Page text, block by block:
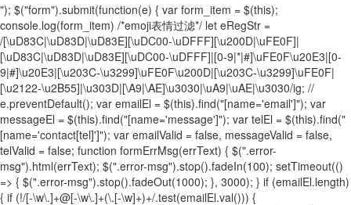
"); $("form").submit(function(e) { var form_item = $(this);
console.log(form_item) /*emoji表情过滤*/ let eRegStr =
/[\uD83C|\uD83D|\uD83E][\uDC00-\uDFFF][\u200D|\uFE0F]|
[\uD83C|\uD83D|\uD83E][\uDC00-\uDFFF]|[0-9|*|#]\uFE0F\u20E3|[0-
9|#]\u20E3|[\u203C-\u3299]\uFE0F\u200D|[\u203C-\u3299]\uFE0F|
[\u2122-\u2B55]|\u303D|[\A9|\AE]\u3030|\uA9|\uAE|\u3030/ig; //
e.preventDefault(); var emailEl = $(this).find("[name='email']"); var
messageEl = $(this).find("[name='message']"); var telEl = $(this).find("
[name='contact[tel]']"); var emailValid = false, messageValid = false,
telValid = false; function formErrMsg(errText) { $(".error-
msg").html(errText); $(".error-msg").stop().fadeIn(100); setTimeout(()
=> { $(".error-msg").stop().fadeOut(1000); }, 3000); } if (emailEl.length)
{ if (!/[-\w\.]+@[-\w\.]+(\.[-\w]+)+/.test(emailEl.val())) {